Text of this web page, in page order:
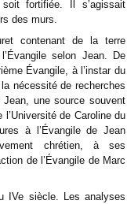
fortifiée. Il s’agissait
des murs.
contenant de la terre
selon Jean. De
Évangile, à l’instar du
nécessité de recherches
une source souvent
de Caroline du
à l’Évangile de Jean
chrétien, à ses
de l’Évangile de Marc
IVe siècle. Les analyses